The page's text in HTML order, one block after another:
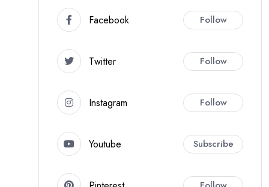
Facebook Follow
Twitter Follow
Instagram Follow
Youtube Subscribe